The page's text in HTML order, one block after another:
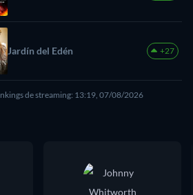
Jardín del Edén +27
de streaming: 13:19, 07/08/2026